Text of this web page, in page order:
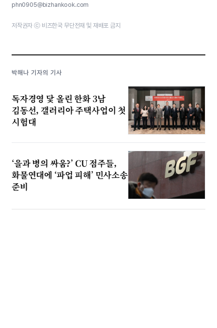
phn0905@bizhankook.com
저작권자 ⓒ 비즈한국 무단전재 및 재배포 금지
박해나 기자의 기사
독자경영 닻 올린 한화 3남
김동선, 갤러리아 주택사업이 첫
시험대
‘을과 병의 싸움?’ CU 점주들,
화물연대에 ‘파업 피해’ 민사소송
준비